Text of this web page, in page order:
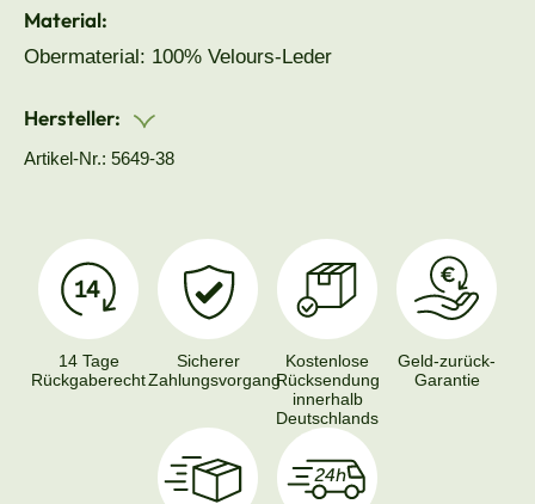
Material:
Obermaterial: 100% Velours-Leder
Hersteller:
Artikel-Nr.: 5649-38
14 Tage
Rückgaberecht
Sicherer
Zahlungsvorgang
Kostenlose
Rücksendung
innerhalb
Deutschlands
Geld-zurück-
Garantie